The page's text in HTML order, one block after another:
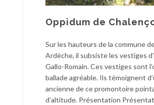
Oppidum de
Sur les hauteurs de la commune
Ardèche, il subsiste les vestiges
Gallo-Romain. Ces vestiges sont
ballade agréable. Ils témoignent
ancienne de ce promontoire
d’altitude. Présentation